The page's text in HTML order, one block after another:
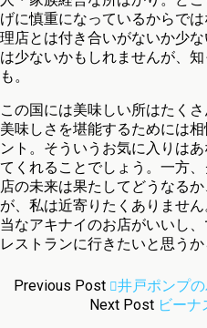
げに慎重になっているからで
理店とは付き合いがないか少
は少ないかもしれませんが、
も。
この国には美味しい所はたく
美味しさを堪能するためには
ント。そういうお気に入りは
てくれることでしょう。一方
店の未来は果たしてどうなる
が、私は近寄りたくありませ
当なアキナイのお店がいいし
レストランに行きたいと思うか
Previous Post
井戸ポンプ
Next Post ビーナ